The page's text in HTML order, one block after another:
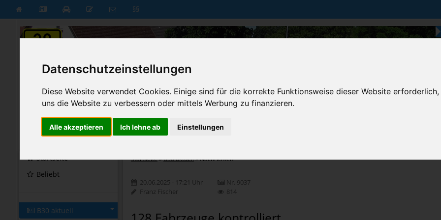
Datenschutzeinstellungen
Diese Website verwendet Cookies. Einige sind für die korrekte Funktionsweise dieser Website
uns die Website zu verbessern oder mittels Werbung zu finanzieren.
Alle akzeptieren Ich lehne ab Einstellungen
§§
B30 aktuell B30 neu
Startseite
Beliebt
B30 aktuell
Startseite»B30 aktuell»Nachrichten
20.06.2025 - 17:21 Uhr
Franz Fischer
Nr. 9037
814